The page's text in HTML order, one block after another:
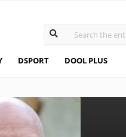
DSPORT DOOL PLUS